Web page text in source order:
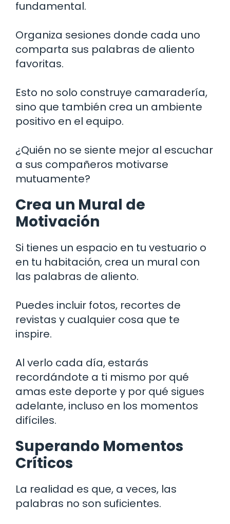
fundamental.
Organiza sesiones donde cada uno
comparta sus palabras de aliento
favoritas.
Esto no solo construye camaradería,
sino que también crea un ambiente
positivo en el equipo.
¿Quién no se siente mejor al escuchar
a sus compañeros motivarse
mutuamente?
Crea un Mural de
Motivación
Si tienes un espacio en tu vestuario o
en tu habitación, crea un mural con
las palabras de aliento.
Puedes incluir fotos, recortes de
revistas y cualquier cosa que te
inspire.
Al verlo cada día, estarás
recordándote a ti mismo por qué
amas este deporte y por qué sigues
adelante, incluso en los momentos
difíciles.
Superando Momentos
Críticos
La realidad es que, a veces, las
palabras no son suficientes.